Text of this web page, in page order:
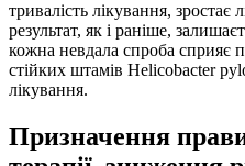
тривалість лікування, зростає
результат, як і раніше,
кожна невдала спроба
стійких штамів Helicobacter
лікування.
Призначення